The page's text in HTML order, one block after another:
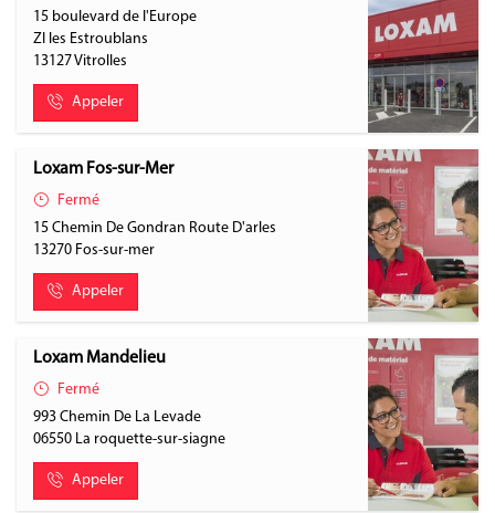
15 boulevard de l'Europe
ZI les Estroublans
13127Vitrolles
Appeler
Loxam Fos-sur-Mer
Fermé
15 Chemin De Gondran Route D'arles
13270 Fos-sur-mer
Appeler
Loxam Mandelieu
Fermé
993 Chemin De La Levade
06550 La roquette-sur-siagne
Appeler